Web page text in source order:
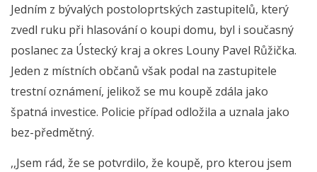
Jedním z bývalých postoloprtských zastupitelů, který
zvedl ruku při hlasování o koupi domu, byl i současný
poslanec za Ústecký kraj a okres Louny Pavel Růžička.
Jeden z místních občanů však podal na zastupitele
trestní oznámení, jelikož se mu koupě zdála jako
špatná investice. Policie případ odložila a uznala jako
bez-předmětný.
,,Jsem rád, že se potvrdilo, že koupě, pro kterou jsem